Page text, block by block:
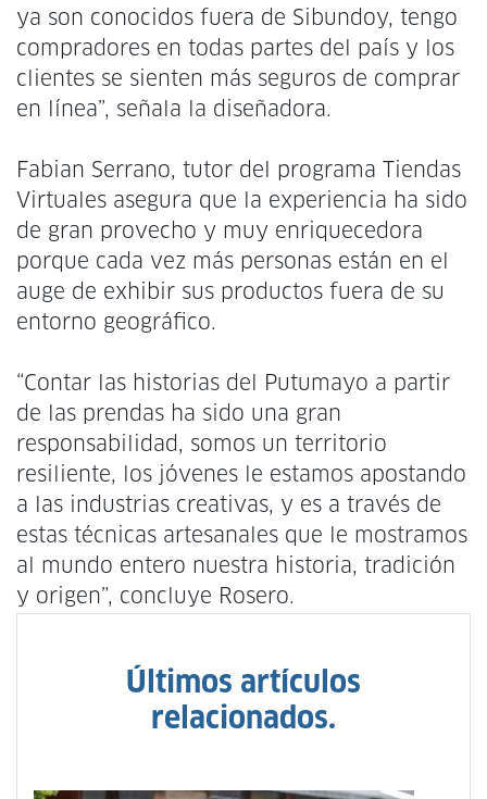
ya son conocidos fuera de Sibundoy, tengo
compradores en todas partes del país y los
clientes se sienten más seguros de comprar
en línea”, señala la diseñadora.
Fabian Serrano, tutor del programa Tiendas
Virtuales asegura que la experiencia ha sido
de gran provecho y muy enriquecedora
porque cada vez más personas están en el
auge de exhibir sus productos fuera de su
entorno geográfico.
“Contar las historias del Putumayo a partir
de las prendas ha sido una gran
responsabilidad, somos un territorio
resiliente, los jóvenes le estamos apostando
a las industrias creativas, y es a través de
estas técnicas artesanales que le mostramos
al mundo entero nuestra historia, tradición
y origen”, concluye Rosero.
Últimos artículos
relacionados.